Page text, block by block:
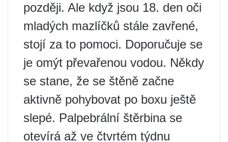
později. Ale když jsou 18. den oči
mladých mazlíčků stále zavřené,
stojí za to pomoci. Doporučuje se
je omýt převařenou vodou. Někdy
se stane, že se štěně začne
aktivně pohybovat po boxu ještě
slepé. Palpebrální štěrbina se
otevírá až ve čtvrtém týdnu